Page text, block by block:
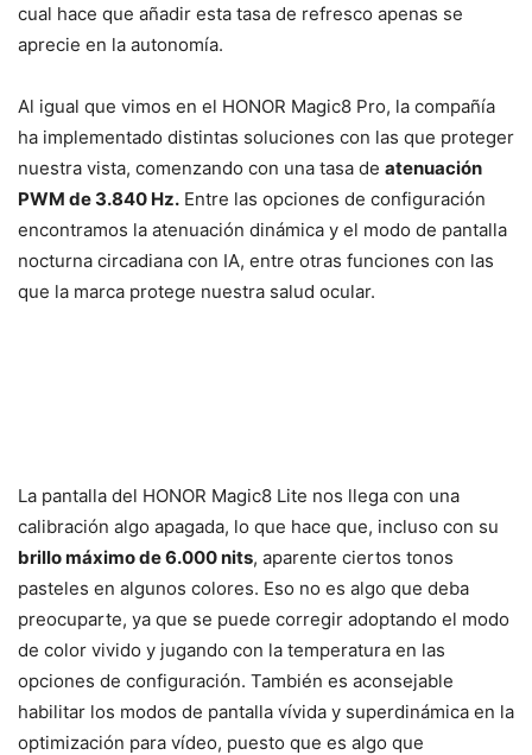
cual hace que añadir esta tasa de refresco apenas se
aprecie en la autonomía.
Al igual que vimos en el HONOR Magic8 Pro, la compañía
ha implementado distintas soluciones con las que proteger
nuestra vista, comenzando con una tasa de atenuación
PWM de 3.840 Hz. Entre las opciones de configuración
encontramos la atenuación dinámica y el modo de pantalla
nocturna circadiana con IA, entre otras funciones con las
que la marca protege nuestra salud ocular.
La pantalla del HONOR Magic8 Lite nos llega con una
calibración algo apagada, lo que hace que, incluso con su
brillo máximo de 6.000 nits, aparente ciertos tonos
pasteles en algunos colores. Eso no es algo que deba
preocuparte, ya que se puede corregir adoptando el modo
de color vivido y jugando con la temperatura en las
opciones de configuración. También es aconsejable
habilitar los modos de pantalla vívida y superdinámica en la
optimización para vídeo, puesto que es algo que